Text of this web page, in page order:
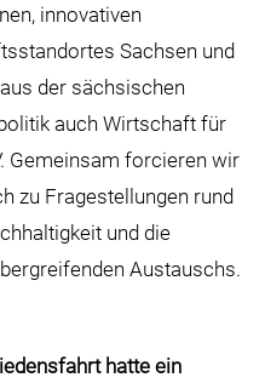
innovativen
Sachsen und
der sächsischen
auch Wirtschaft für
Gemeinsam forcieren wir
zu Fragestellungen rund
und die
Austauschs.
hatte ein